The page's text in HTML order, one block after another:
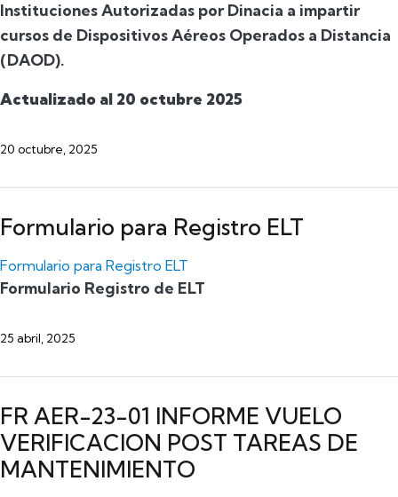
Instituciones Autorizadas por Dinacia a impartir
cursos de Dispositivos Aéreos Operados a Distancia
(DAOD).
Actualizado al 20 octubre 2025
20 octubre, 2025
Formulario para Registro ELT
Formulario para Registro ELT
Formulario Registro de ELT
25 abril, 2025
FR AER-23-01 INFORME VUELO
VERIFICACION POST TAREAS DE
MANTENIMIENTO